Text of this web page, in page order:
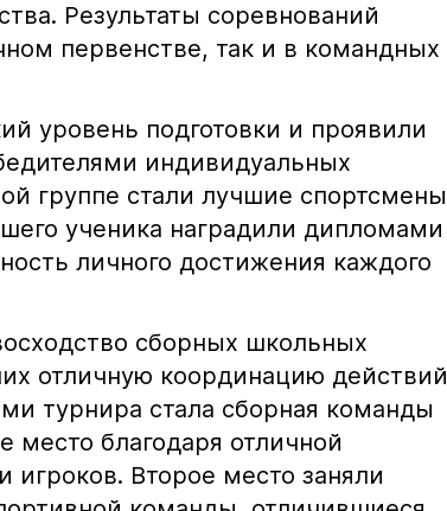
Результаты соревнований
первенстве, так и в командных
уровень подготовки и проявили
индивидуальных
группе стали лучшие спортсмены
ученика наградили дипломами
личного достижения каждого
сборных школьных
отличную координацию действий
турнира стала сборная команды
благодаря отличной
игроков. Второе место заняли